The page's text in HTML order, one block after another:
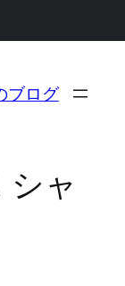
ブログ
シャ